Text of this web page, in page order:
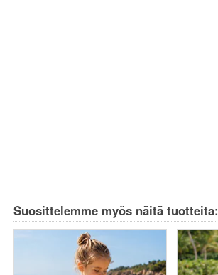
Suosittelemme myös näitä tuotteita: